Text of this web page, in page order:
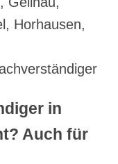
Horhausen,
in
Auch für